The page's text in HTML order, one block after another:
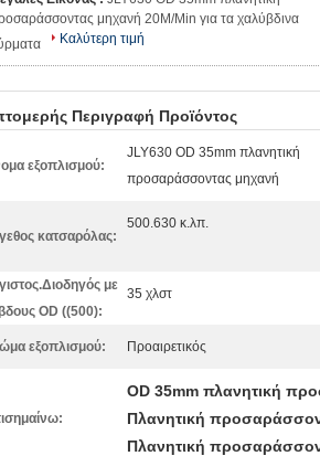
μηχανή 20M/Min για τα χαλύβδινα
Καλύτερη τιμή
Περιγραφή Προϊόντος
εξοπλισμού:
JLY630 OD 35mm πλανητική
προσαράσσοντας μηχανή
κατσαρόλας:
500.630 κ.λπ.
με
OD ((500):
35 χλστ
εξοπλισμού: Προαιρετικός
OD 35mm πλανητική
Πλανητική
Πλανητική